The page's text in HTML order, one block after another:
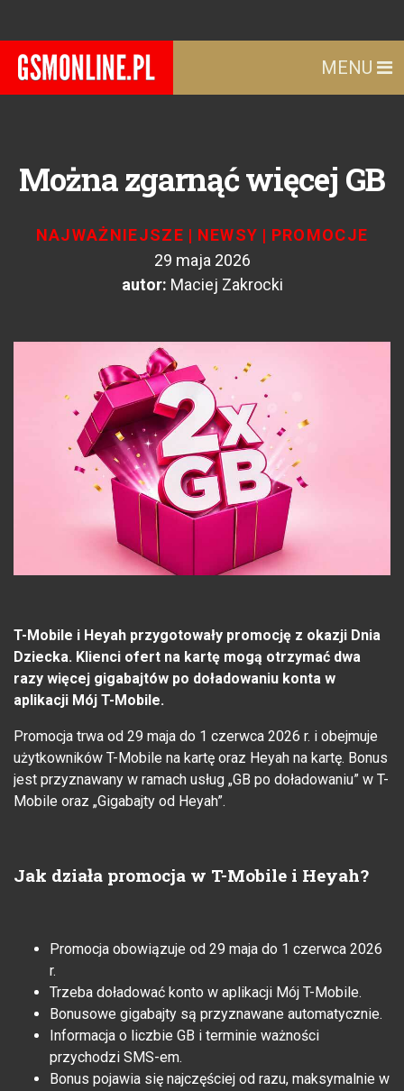
MENU
Można zgarnąć więcej GB
NAJWAŻNIEJSZE | NEWSY | PROMOCJE
29 maja 2026
autor: Maciej Zakrocki
T-Mobile i Heyah przygotowały promocję z okazji Dnia
Dziecka. Klienci ofert na kartę mogą otrzymać dwa
razy więcej gigabajtów po doładowaniu konta w
aplikacji Mój T-Mobile.
Promocja trwa od 29 maja do 1 czerwca 2026 r. i obejmuje
użytkowników T-Mobile na kartę oraz Heyah na kartę. Bonus
jest przyznawany w ramach usług „GB po doładowaniu” w T-
Mobile oraz „Gigabajty od Heyah”.
Jak działa promocja w T-Mobile i Heyah?
Promocja obowiązuje od 29 maja do 1 czerwca 2026
r.
Trzeba doładować konto w aplikacji Mój T-Mobile.
Bonusowe gigabajty są przyznawane automatycznie.
Informacja o liczbie GB i terminie ważności
przychodzi SMS-em.
Bonus pojawia się najczęściej od razu, maksymalnie w